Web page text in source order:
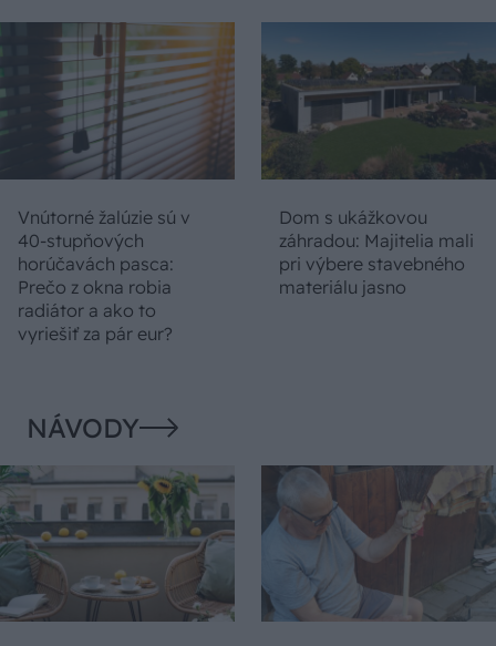
Vnútorné žalúzie sú v
40-stupňových
horúčavách pasca:
Prečo z okna robia
radiátor a ako to
vyriešiť za pár eur?
Dom s ukážkovou
záhradou: Majitelia mali
pri výbere stavebného
materiálu jasno
NÁVODY